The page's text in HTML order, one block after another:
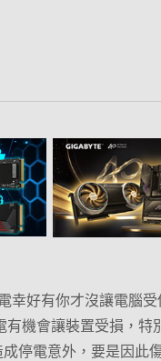
幸好有你才沒讓電腦
機會讓裝置受損，特
停電意外，要是因此